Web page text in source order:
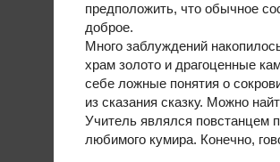
предположить, что обычное
доброе.
Много заблуждений
храм золото и драгоценные
себе ложные понятия о
из сказания сказку. Можно
Учитель являлся повстанцем
любимого кумира. Конечно,